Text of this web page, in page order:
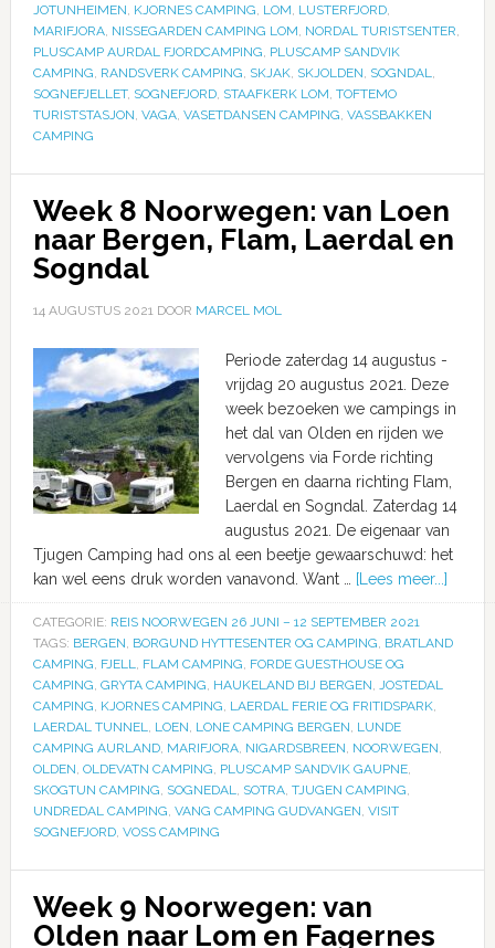
JOTUNHEIMEN, KJORNES CAMPING, LOM, LUSTERFJORD,
MARIFJORA, NISSEGARDEN CAMPING LOM, NORDAL TURISTSENTER,
PLUSCAMP AURDAL FJORDCAMPING, PLUSCAMP SANDVIK
CAMPING, RANDSVERK CAMPING, SKJAK, SKJOLDEN, SOGNDAL,
SOGNEFJELLET, SOGNEFJORD, STAAFKERK LOM, TOFTEMO
TURISTSTASJON, VAGA, VASETDANSEN CAMPING, VASSBAKKEN
CAMPING
Week 8 Noorwegen: van Loen
naar Bergen, Flam, Laerdal en
Sogndal
14 AUGUSTUS 2021DOOR MARCEL MOL
Periode zaterdag 14 augustus -
vrijdag 20 augustus 2021. Deze
week bezoeken we campings in
het dal van Olden en rijden we
vervolgens via Forde richting
Bergen en daarna richting Flam,
Laerdal en Sogndal. Zaterdag 14
augustus 2021. De eigenaar van
Tjugen Camping had ons al een beetje gewaarschuwd: het
kan wel eens druk worden vanavond. Want …
[Lees meer...]
CATEGORIE: REIS NOORWEGEN 26 JUNI – 12 SEPTEMBER 2021
TAGS: BERGEN, BORGUND HYTTESENTER OG CAMPING, BRATLAND
CAMPING, FJELL, FLAM CAMPING, FORDE GUESTHOUSE OG
CAMPING, GRYTA CAMPING, HAUKELAND BIJ BERGEN, JOSTEDAL
CAMPING, KJORNES CAMPING, LAERDAL FERIE OG FRITIDSPARK,
LAERDAL TUNNEL, LOEN, LONE CAMPING BERGEN, LUNDE
CAMPING AURLAND, MARIFJORA, NIGARDSBREEN, NOORWEGEN,
OLDEN, OLDEVATN CAMPING, PLUSCAMP SANDVIK GAUPNE,
SKOGTUN CAMPING, SOGNEDAL, SOTRA, TJUGEN CAMPING,
UNDREDAL CAMPING, VANG CAMPING GUDVANGEN, VISIT
SOGNEFJORD, VOSS CAMPING
Week 9 Noorwegen: van
Olden naar Lom en Fagernes